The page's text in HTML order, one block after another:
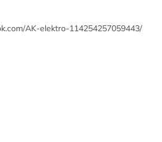
AK-elektro-114254257059443/